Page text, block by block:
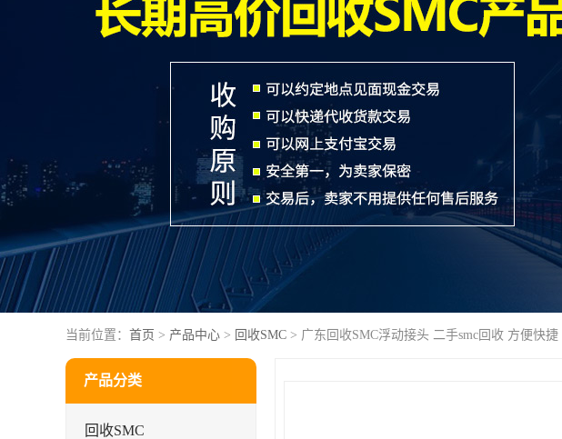
当前位置： 首页 > 产品中心 > 回收SMC > 广东回收SMC浮动接头 二手smc回收 方便快捷
产品分类
回收SMC